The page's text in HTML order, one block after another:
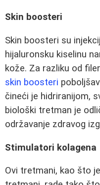
Skin boosteri
Skin boosteri su
hijaluronsku kiselinu
kože. Za razliku od
skin boosteri
čineći je hidriranijom,
biološki tretman je
održavanje zdravog
Stimulatori kolagena
Ovi tretmani, kao što je